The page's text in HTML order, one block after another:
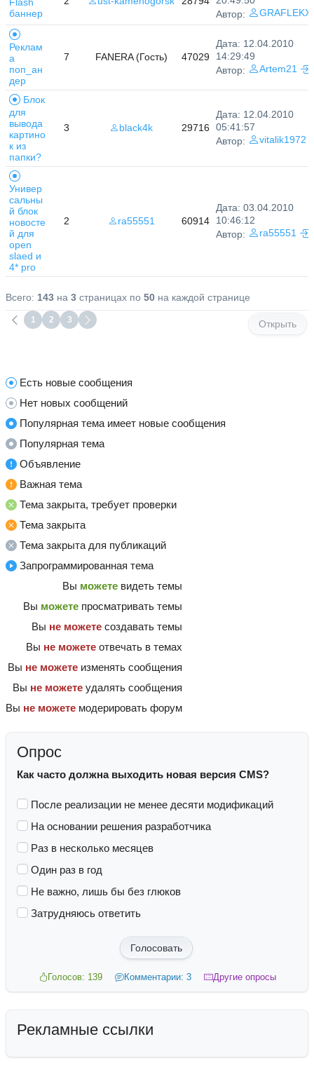
баннер
Автор:
GRAFLEKX
Реклам
а
поп_ан
дер
7 FANERA (Гость) 47029
Дата: 12.04.2010
14:29:49
Автор:
Artem21
Блок
для
вывода
картино
к из
папки?
3 black4k 29716
Дата: 12.04.2010
05:41:57
Автор:
vitalik1972
Универ
сальны
й блок
новосте
й для
open
slaed и
4* pro
2 ra55551 60914
Дата: 03.04.2010
10:46:12
Автор:
ra55551
Всего: 143 на 3 страницах по 50 на каждой странице
1 2 3 Открыть
Есть новые сообщения
Нет новых сообщений
Популярная тема имеет новые сообщения
Популярная тема
Объявление
Важная тема
Тема закрыта, требует проверки
Тема закрыта
Тема закрыта для публикаций
Запрограммированная тема
Вы можете видеть темы
Вы можете просматривать темы
Вы не можете создавать темы
Вы не можете отвечать в темах
Вы не можете изменять сообщения
Вы не можете удалять сообщения
Вы не можете модерировать форум
Опрос
Как часто должна выходить новая версия CMS?
После реализации не менее десяти модификаций
На основании решения разработчика
Раз в несколько месяцев
Один раз в год
Не важно, лишь бы без глюков
Затрудняюсь ответить
Голосовать
Голосов: 139 Комментарии: 3 Другие опросы
Рекламные ссылки